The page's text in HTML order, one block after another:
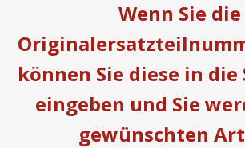
Wenn Sie die
können Sie diese in die
eingeben und Sie
gewünschten